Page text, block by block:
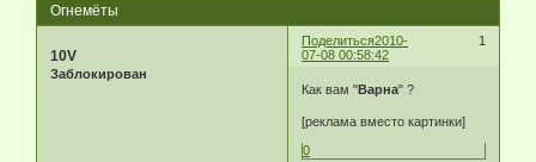
Огнемёты
Поделиться 1
2010-
07-08 00:58:42
10V
Заблокирован
Как вам "Варна" ?
[реклама вместо картинки]
0